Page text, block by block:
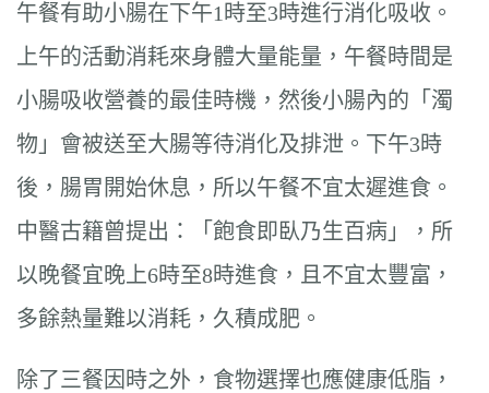
午餐有助小腸在下午1時至3時進行消化吸收。
上午的活動消耗來身體大量能量，午餐時間是
小腸吸收營養的最佳時機，然後小腸內的「濁
物」會被送至大腸等待消化及排泄。下午3時
後，腸胃開始休息，所以午餐不宜太遲進食。
中醫古籍曾提出：「飽食即臥乃生百病」，所
以晚餐宜晚上6時至8時進食，且不宜太豐富，
多餘熱量難以消耗，久積成肥。
除了三餐因時之外，食物選擇也應健康低脂，